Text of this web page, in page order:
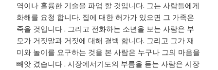
역이나 훌륭한 기술을 파업 할 것입니다. 그는 사람들에게
화해를 요청 합니다. 집에 대한 허가가 있으면 그 가족은
죽을 것입니다 . 그리고 전화하는 소년을 보는 사람은 부
모가 거짓말과 거짓에 대해 결백 합니다. 그리고 그가 재
미와 놀이를 요구하는 것을 본 사람은 누구나 그의 마음을
빼앗 겼습니다 . 시장에서기도의 부름을 듣는 사람은 시장